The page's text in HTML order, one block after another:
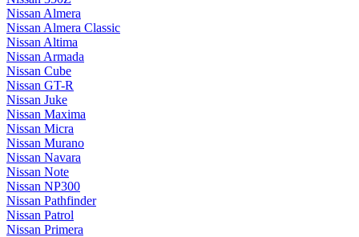
Nissan Almera
Nissan Almera Classic
Nissan Altima
Nissan Armada
Nissan Cube
Nissan GT-R
Nissan Juke
Nissan Maxima
Nissan Micra
Nissan Murano
Nissan Navara
Nissan Note
Nissan NP300
Nissan Pathfinder
Nissan Patrol
Nissan Primera